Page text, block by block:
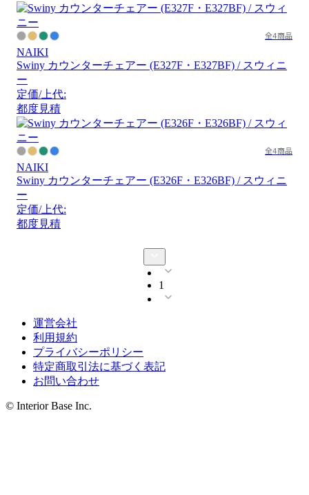
全4商品
NAIKI
Swiny カウンターチェアー (E327F・E327BF) / スウィニ
ー
定価/上代:
都度見積
全4商品
NAIKI
Swiny カウンターチェアー (E326F・E326BF) / スウィニ
ー
定価/上代:
都度見積
1
運営会社
利用規約
プライバシーポリシー
特定商取引法に基づく表記
お問い合わせ
© Interior Base Inc.